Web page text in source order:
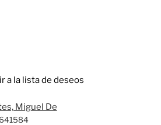
a la lista de deseos
Miguel De